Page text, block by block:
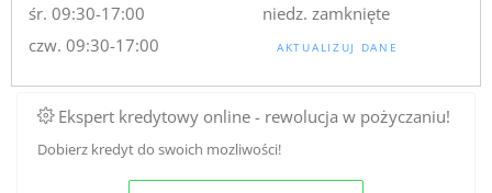
śr. 09:30-17:00
czw. 09:30-17:00
niedz. zamknięte
AKTUALIZUJ DANE
Ekspert kredytowy online - rewolucja w pożyczaniu!
Dobierz kredyt do swoich mozliwości!